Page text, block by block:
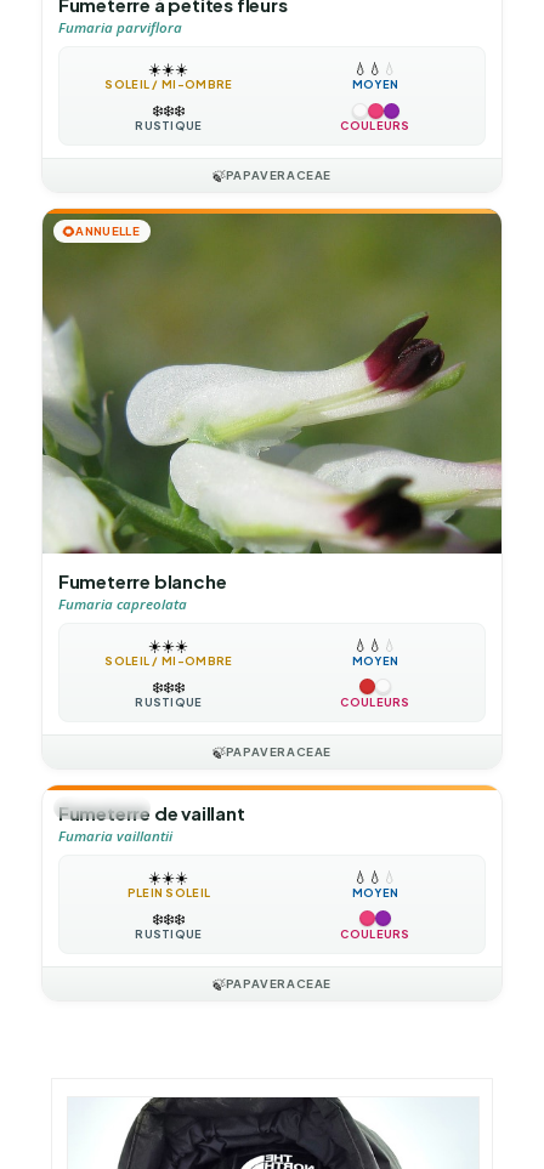
Fumeterre à petites fleurs
Fumaria parviflora
☀️☀️☀️
SOLEIL / MI-OMBRE
💧 💧 💧
MOYEN
❄️❄️❄️
RUSTIQUE COULEURS
🍃PAPAVERACEAE
🌻ANNUELLE
Fumeterre blanche
Fumaria capreolata
☀️☀️☀️
SOLEIL / MI-OMBRE
💧 💧 💧
MOYEN
❄️❄️❄️
RUSTIQUE COULEURS
🍃PAPAVERACEAE
🌻ANNUELLE
Fumeterre de vaillant
Fumaria vaillantii
☀️☀️☀️
PLEIN SOLEIL
💧 💧 💧
MOYEN
❄️❄️❄️
RUSTIQUE COULEURS
🍃PAPAVERACEAE